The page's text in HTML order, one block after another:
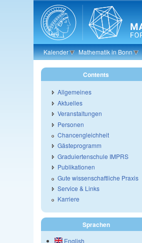
Kalender Mathematik in Bonn
Contents
Allgemeines
Aktuelles
Veranstaltungen
Personen
Chancengleichheit
Gästeprogramm
Graduiertenschule IMPRS
Publikationen
Gute wissenschaftliche Praxis
Service & Links
Karriere
Sprachen
English